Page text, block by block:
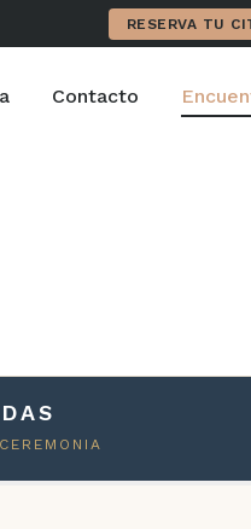
RESERVA TU
Contacto